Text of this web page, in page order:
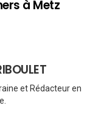
à Metz
et Rédacteur en